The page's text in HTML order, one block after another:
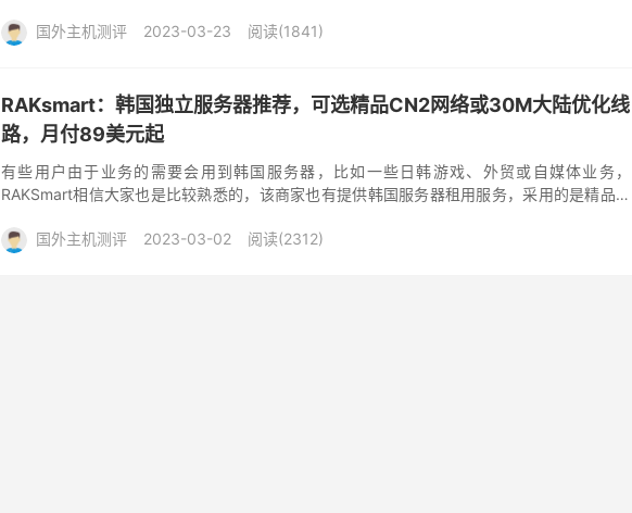
国外主机测评
2023-03-23 阅读(1841)
RAKsmart：韩国独立服务器推荐，可选精品CN2网络或30M大陆优化线
路，月付89美元起
有些用户由于业务的需要会用到韩国服务器，比如一些日韩游戏、外贸或自媒体业务，
RAKSmart相信大家也是比较熟悉的，该商家也有提供韩国服务器租用服务，采用的是精品网
国外主机测评
2023-03-02 阅读(2312)